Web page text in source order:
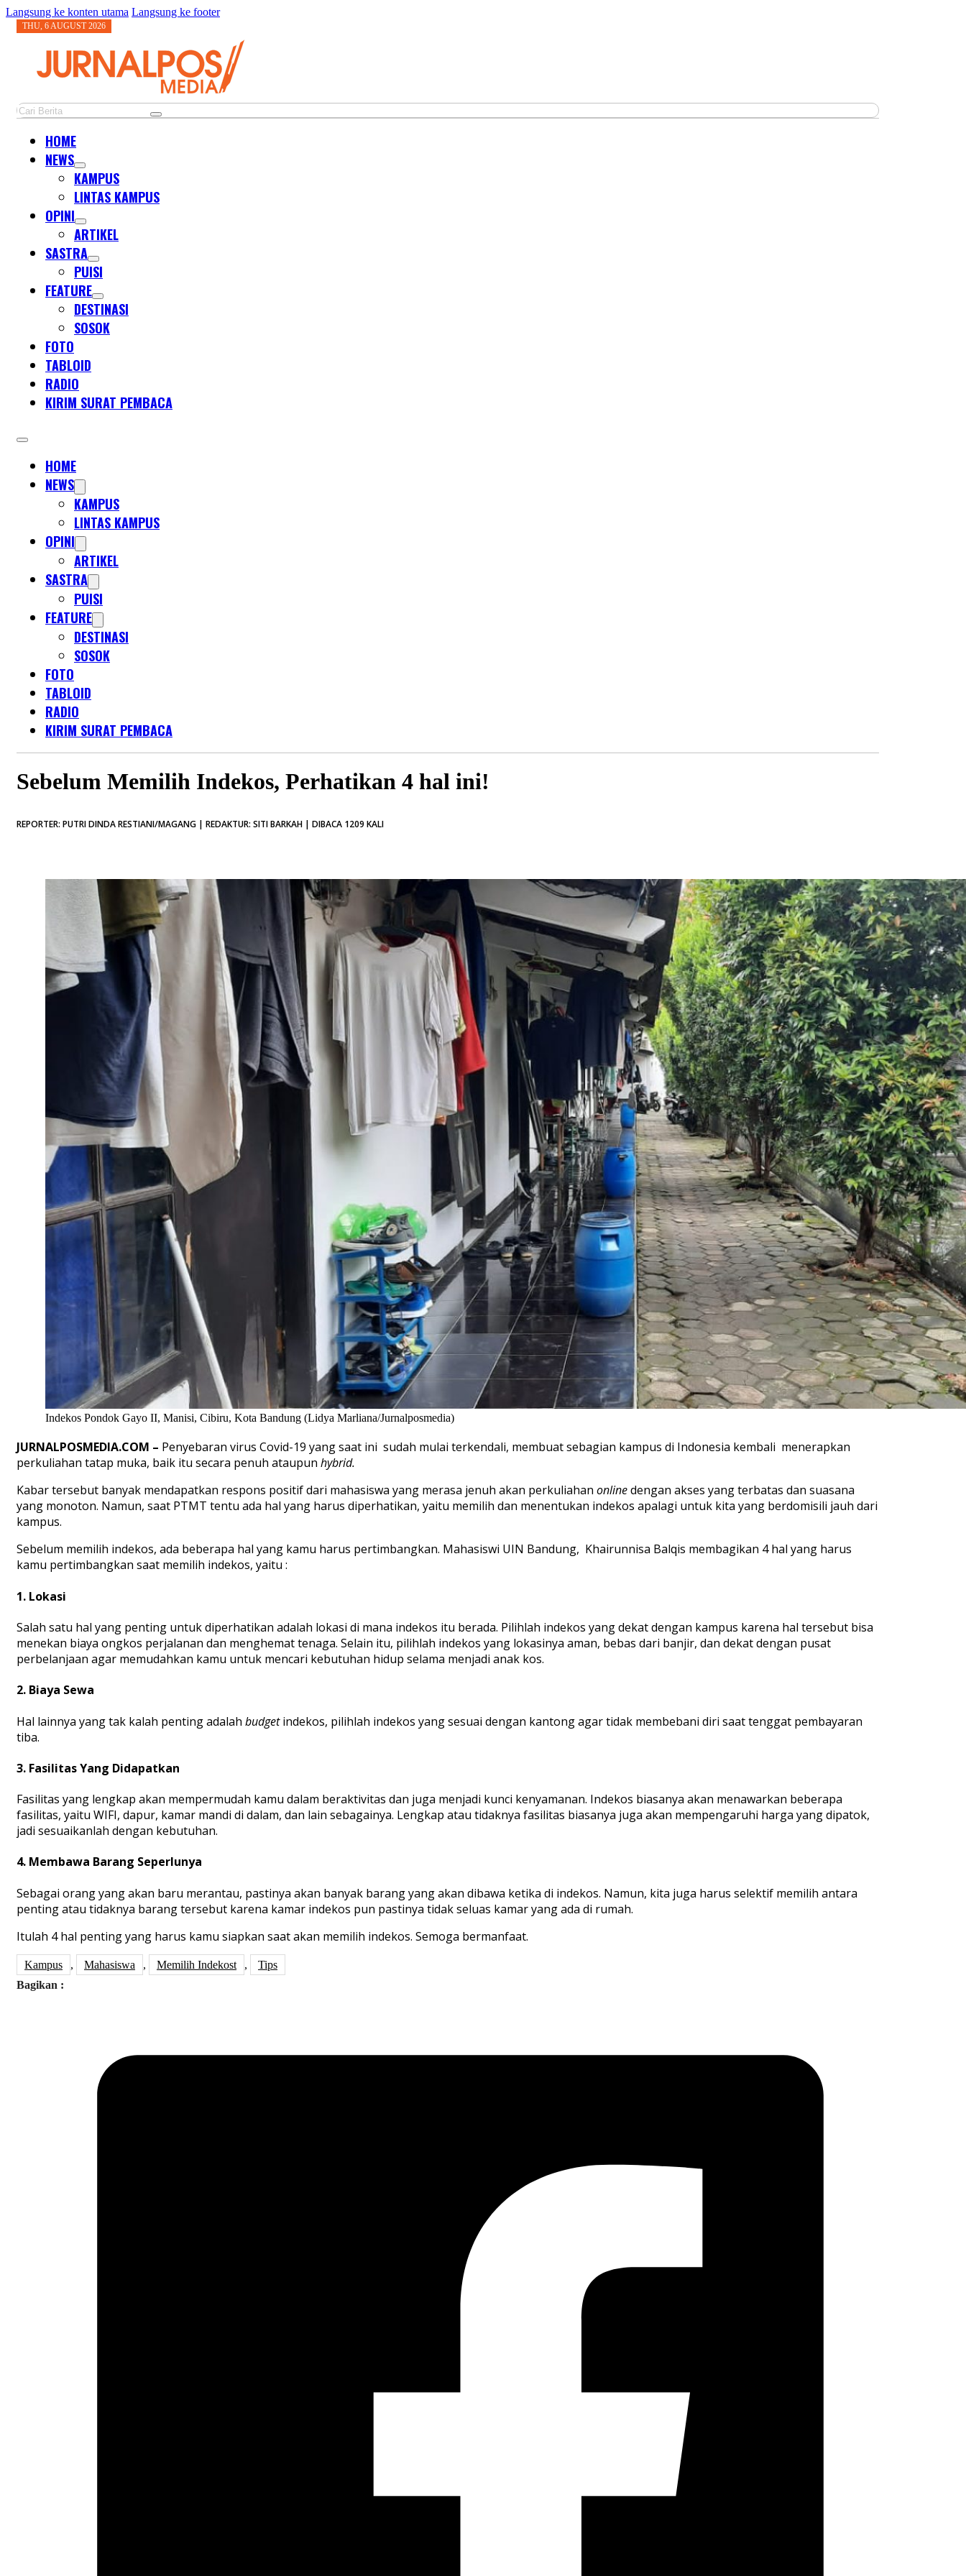
Langsung ke konten utama Langsung ke footer
THU, 6 AUGUST 2026
Cari
HOME
NEWS
KAMPUS
LINTAS KAMPUS
OPINI
ARTIKEL
SASTRA
PUISI
FEATURE
DESTINASI
SOSOK
FOTO
TABLOID
RADIO
KIRIM SURAT PEMBACA
HOME
NEWS
KAMPUS
LINTAS KAMPUS
OPINI
ARTIKEL
SASTRA
PUISI
FEATURE
DESTINASI
SOSOK
FOTO
TABLOID
RADIO
KIRIM SURAT PEMBACA
Sebelum Memilih Indekos, Perhatikan 4 hal ini!
REPORTER: PUTRI DINDA RESTIANI/MAGANG | REDAKTUR: SITI BARKAH | DIBACA 1209 KALI
Indekos Pondok Gayo II, Manisi, Cibiru, Kota Bandung (Lidya Marliana/Jurnalposmedia)
JURNALPOSMEDIA.COM – Penyebaran virus Covid-19 yang saat ini sudah mulai terkendali, membuat sebagian kampus di Indonesia kembali menerapkan
perkuliahan tatap muka, baik itu secara penuh ataupun hybrid.
Kabar tersebut banyak mendapatkan respons positif dari mahasiswa yang merasa jenuh akan perkuliahan onlinedengan akses yang terbatas dan suasana
yang monoton. Namun, saat PTMT tentu ada hal yang harus diperhatikan, yaitu memilih dan menentukan indekos apalagi untuk kita yang berdomisili jauh dari
kampus.
Sebelum memilih indekos, ada beberapa hal yang kamu harus pertimbangkan. Mahasiswi UIN Bandung, Khairunnisa Balqis membagikan 4 hal yang harus
kamu pertimbangkan saat memilih indekos, yaitu :
1. Lokasi
Salah satu hal yang penting untuk diperhatikan adalah lokasi di mana indekos itu berada. Pilihlah indekos yang dekat dengan kampus karena hal tersebut bisa
menekan biaya ongkos perjalanan dan menghemat tenaga. Selain itu, pilihlah indekos yang lokasinya aman, bebas dari banjir, dan dekat dengan pusat
perbelanjaan agar memudahkan kamu untuk mencari kebutuhan hidup selama menjadi anak kos.
2. Biaya Sewa
Hal lainnya yang tak kalah penting adalah budgetindekos, pilihlah indekos yang sesuai dengan kantong agar tidak membebani diri saat tenggat pembayaran
tiba.
3. Fasilitas Yang Didapatkan
Fasilitas yang lengkap akan mempermudah kamu dalam beraktivitas dan juga menjadi kunci kenyamanan. Indekos biasanya akan menawarkan beberapa
fasilitas, yaitu WIFI, dapur, kamar mandi di dalam, dan lain sebagainya. Lengkap atau tidaknya fasilitas biasanya juga akan mempengaruhi harga yang dipatok,
jadi sesuaikanlah dengan kebutuhan.
4. Membawa Barang Seperlunya
Sebagai orang yang akan baru merantau, pastinya akan banyak barang yang akan dibawa ketika di indekos. Namun, kita juga harus selektif memilih antara
penting atau tidaknya barang tersebut karena kamar indekos pun pastinya tidak seluas kamar yang ada di rumah.
Itulah 4 hal penting yang harus kamu siapkan saat akan memilih indekos. Semoga bermanfaat.
Kampus , Mahasiswa , Memilih Indekost ,
Tips
Bagikan :